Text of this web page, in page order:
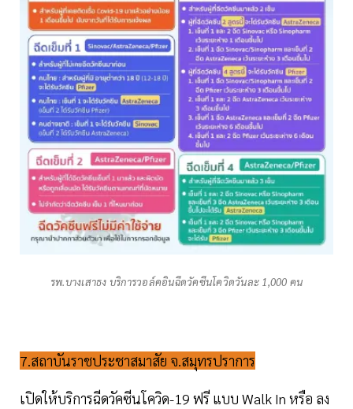
รพ.บางเสาธง บริการวอล์คอินฉีดวัคซีนโควิดวันละ 1,000 คน
7.สถาบันราชประชาสมาสัย จ.สมุทรปราการ
เปิดให้บริการฉีดวัคซีนโควิด-19 ฟรี แบบ Walk In หรือ ลง